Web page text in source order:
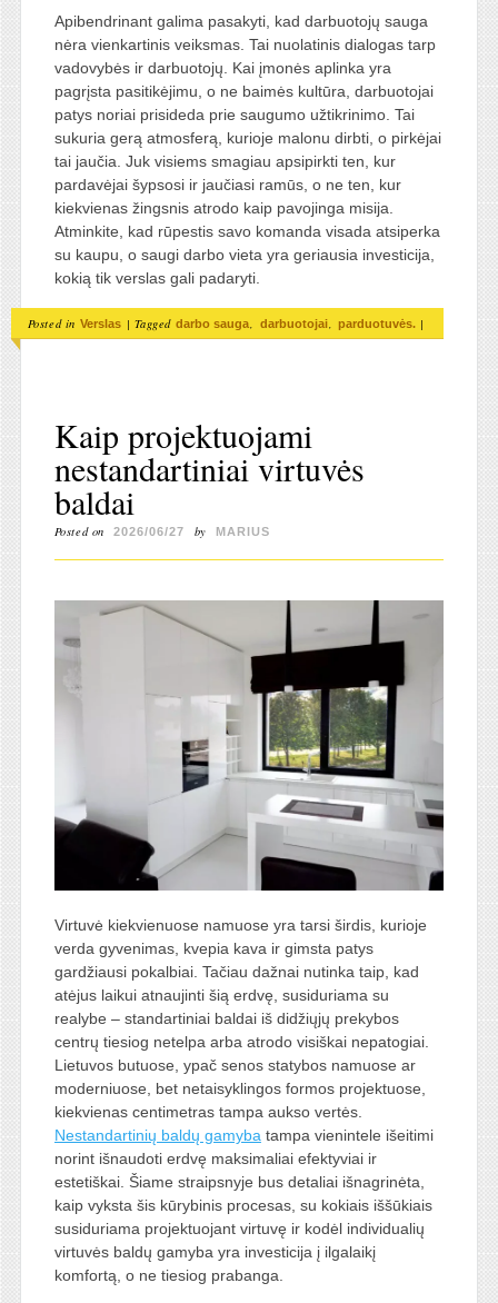
Apibendrinant galima pasakyti, kad darbuotojų sauga
nėra vienkartinis veiksmas. Tai nuolatinis dialogas tarp
vadovybės ir darbuotojų. Kai įmonės aplinka yra
pagrįsta pasitikėjimu, o ne baimės kultūra, darbuotojai
patys noriai prisideda prie saugumo užtikrinimo. Tai
sukuria gerą atmosferą, kurioje malonu dirbti, o pirkėjai
tai jaučia. Juk visiems smagiau apsipirkti ten, kur
pardavėjai šypsosi ir jaučiasi ramūs, o ne ten, kur
kiekvienas žingsnis atrodo kaip pavojinga misija.
Atminkite, kad rūpestis savo komanda visada atsiperka
su kaupu, o saugi darbo vieta yra geriausia investicija,
kokią tik verslas gali padaryti.
Posted in Verslas | Tagged darbo sauga darbuotojai parduotuvės. |
Kaip projektuojami
nestandartiniai virtuvės
baldai
Posted on 2026/06/27 by MARIUS
Virtuvė kiekvienuose namuose yra tarsi širdis, kurioje
verda gyvenimas, kvepia kava ir gimsta patys
gardžiausi pokalbiai. Tačiau dažnai nutinka taip, kad
atėjus laikui atnaujinti šią erdvę, susiduriama su
realybe – standartiniai baldai iš didžiųjų prekybos
centrų tiesiog netelpa arba atrodo visiškai nepatogiai.
Lietuvos butuose, ypač senos statybos namuose ar
moderniuose, bet netaisyklingos formos projektuose,
kiekvienas centimetras tampa aukso vertės.
Nestandartinių baldų gamyba tampa vienintele išeitimi
norint išnaudoti erdvę maksimaliai efektyviai ir
estetiškai. Šiame straipsnyje bus detaliai išnagrinėta,
kaip vyksta šis kūrybinis procesas, su kokiais iššūkiais
susiduriama projektuojant virtuvę ir kodėl individualių
virtuvės baldų gamyba yra investicija į ilgalaikį
komfortą, o ne tiesiog prabanga.